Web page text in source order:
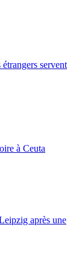
servent
à Ceuta
après une